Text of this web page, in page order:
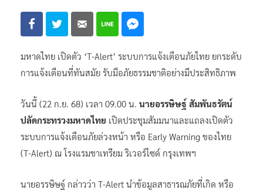
มหาดไทย เปิดตัว ‘T-Alert’ ระบบการแจ้งเตือนภัยไทย ยกระดับ
การแจ้งเตือนที่ทันสมัย รับมือภัยธรรมชาติอย่างมีประสิทธิภาพ
วันนี้ (22 ก.ย. 68) เวลา 09.00 น. นายอรรษิษฐ์ สัมพันธรัตน์
ปลัดกระทรวงมหาดไทย เปิดประชุมสัมมนาและแถลงเปิดตัว
ระบบการแจ้งเตือนภัยล่วงหน้า หรือ Early Warning ของไทย
(T-Alert) ณ โรงแรมชาเทรียม ริเวอร์ไซด์ กรุงเทพฯ
นายอรรษิษฐ์ กล่าวว่า T-Alert นำข้อมูลสาธารณภัยที่เกิด หรือ